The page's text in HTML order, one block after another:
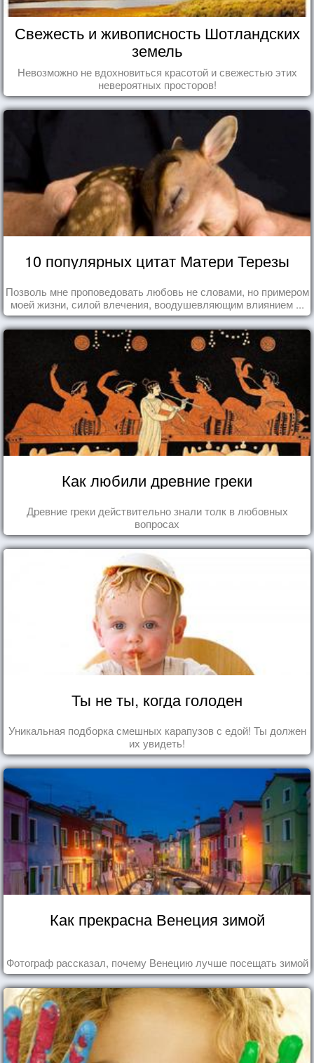
Свежесть и живописность Шотландских
земель
Невозможно не вдохновиться красотой и свежестью этих
невероятных просторов!
10 популярных цитат Матери Терезы
Позволь мне проповедовать любовь не словами, но примером
моей жизни, силой влечения, воодушевляющим влиянием ...
Как любили древние греки
Древние греки действительно знали толк в любовных
вопросах
Ты не ты, когда голоден
Уникальная подборка смешных карапузов с едой! Ты должен
их увидеть!
Как прекрасна Венеция зимой
Фотограф рассказал, почему Венецию лучше посещать зимой